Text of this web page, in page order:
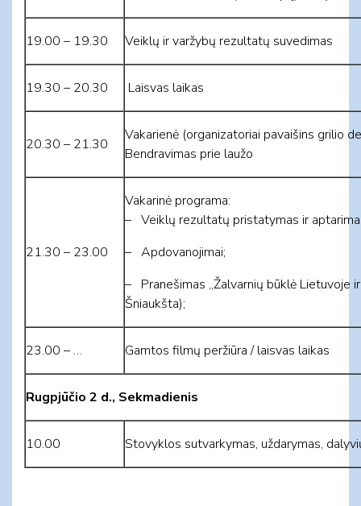
19.00 – 19.30 Veiklų ir varžybų rezultatų suvedimas
19.30 – 20.30 Laisvas laikas
20.30 – 21.30
Vakarienė (organizatoriai pavaišins grilio
Bendravimas prie laužo
21.30 – 23.00
Vakarinė programa:
– Veiklų rezultatų pristatymas ir
– Apdovanojimai;
– Pranešimas „Žalvarnių būklė Lietuvoje
Šniaukšta);
23.00 – … Gamtos filmų peržiūra / laisvas laikas
Rugpjūčio 2 d., Sekmadienis
10.00 Stovyklos sutvarkymas, uždarymas,